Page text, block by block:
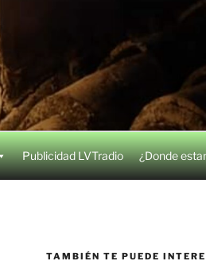
Publicidad LVTradio ¿Donde
TAMBIÉN TE PUEDE